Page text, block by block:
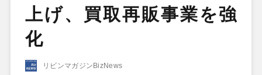
上げ、買取再販事業を強
化
リビンマガジンBizNews